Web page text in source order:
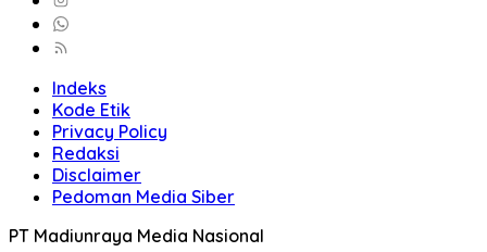
Indeks
Kode Etik
Privacy Policy
Redaksi
Disclaimer
Pedoman Media Siber
PT Madiunraya Media Nasional